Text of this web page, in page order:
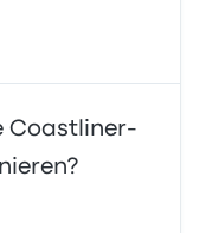
Coastliner-